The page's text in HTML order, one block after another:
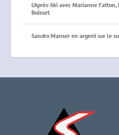
L’Après-Ski avec Marianne
Boisset
Sandro Manser en argent sur le